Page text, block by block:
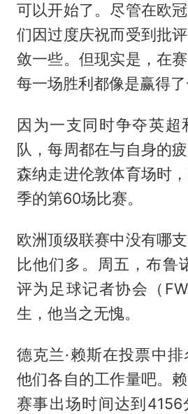
可以开始了。尽管在欧
们因过度庆祝而受到批
敛一些。但现实是，在
每一场胜利都像是赢得了
因为一支同时争夺英超
队，每周都在与自身的
森纳走进伦敦体育场时
季的第60场比赛。
欧洲顶级联赛中没有哪
比他们多。周五，布鲁
评为足球记者协会（
生，他当之无愧。
德克兰·赖斯在投票中
他们各自的工作量吧。
赛事出场时间达到